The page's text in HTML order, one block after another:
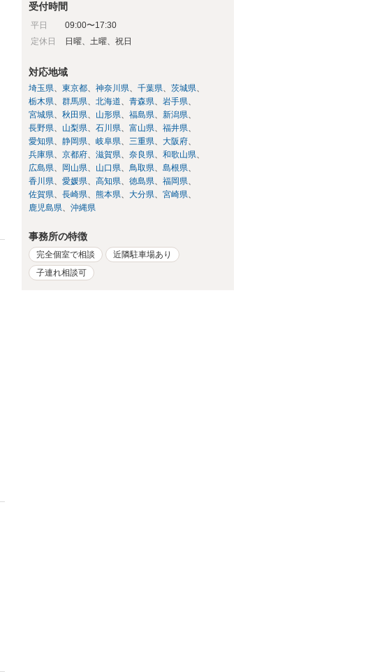
受付時間
平日
09:00〜17:30
定休日
日曜、土曜、祝日
対応地域
埼玉県 東京都 神奈川県 千葉県
茨城県
栃木県
群馬県 北海道 青森県
岩手県
宮城県
秋田県 山形県 福島県
新潟県
長野県
山梨県 石川県 富山県
福井県
愛知県
静岡県 岐阜県 三重県
大阪府
兵庫県
京都府 滋賀県 奈良県
和歌山県
広島県
岡山県 山口県 鳥取県
島根県
香川県
愛媛県 高知県 徳島県
福岡県
佐賀県
長崎県 熊本県 大分県
宮崎県
鹿児島県
沖縄県
事務所の特徴
完全個室で相談
近隣駐車場あり
子連れ相談可